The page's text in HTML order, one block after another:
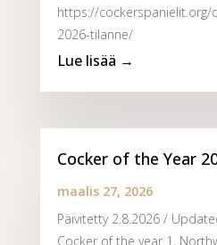
https://cockerspanielit.org/
2026-tilanne/
Cocker of the Year
maalis 27, 2026
Päivitetty 2.8.2026 /
Cocker of the year 1.